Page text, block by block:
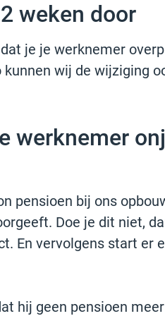
weken door
je je werknemer
wij de wijziging
werknemer
pensioen bij ons
Doe je dit niet,
En vervolgens start er
hij geen pensioen